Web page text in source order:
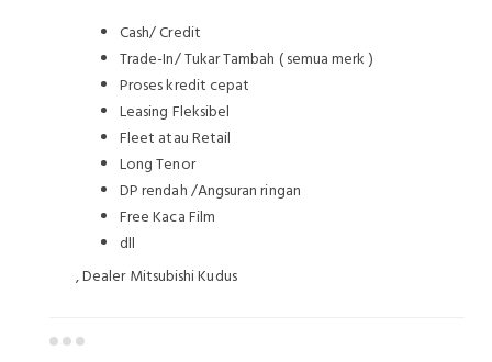
Cash/ Credit
Trade-In/ Tukar Tambah ( semua merk )
Proses kredit cepat
Leasing Fleksibel
Fleet atau Retail
Long Tenor
DP rendah /Angsuran ringan
Free Kaca Film
dll
, Dealer Mitsubishi Kudus